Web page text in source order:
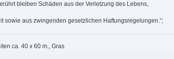
bleiben Schäden aus der Verletzung des Lebens,
sowie aus zwingenden gesetzlichen Haftungsregelungen.“;
ca. 40 x 60 m., Gras